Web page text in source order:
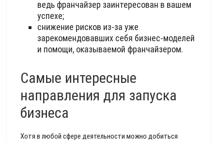
ведь франчайзер заинтересован в вашем
успехе;
снижение рисков из-за уже
зарекомендовавших себя бизнес-моделей
и помощи, оказываемой франчайзером.
Самые интересные
направления для запуска
бизнеса
Хотя в любой сфере деятельности можно добиться